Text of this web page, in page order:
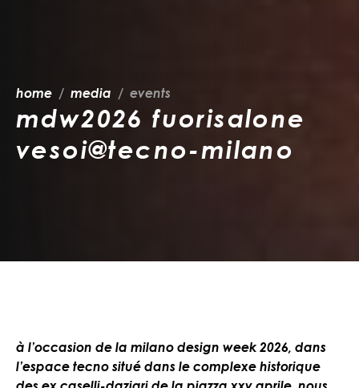
home media events
mdw2026 fuorisalone
vesoi@tecno-milano
à l’occasion de la milano design week 2026, dans
l’espace tecno situé dans le complexe historique